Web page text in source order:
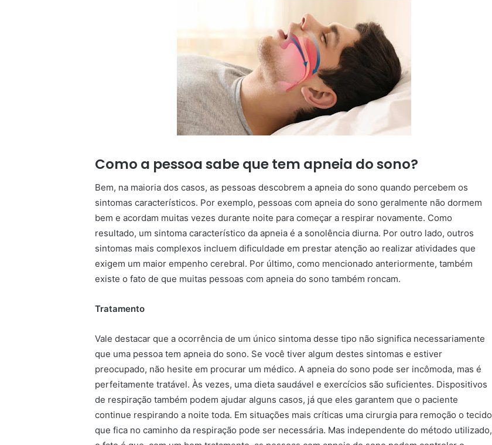
Como a pessoa sabe que tem apneia do sono?
Bem, na maioria dos casos, as pessoas descobrem a apneia do sono quando percebem os
sintomas característicos. Por exemplo, pessoas com apneia do sono geralmente não dormem
bem e acordam muitas vezes durante noite para começar a respirar novamente. Como
resultado, um sintoma característico da apneia é a sonolência diurna. Por outro lado, outros
sintomas mais complexos incluem dificuldade em prestar atenção ao realizar atividades que
exigem um maior empenho cerebral. Por último, como mencionado anteriormente, também
existe o fato de que muitas pessoas com apneia do sono também roncam.
Tratamento
Vale destacar que a ocorrência de um único sintoma desse tipo não significa necessariamente
que uma pessoa tem apneia do sono. Se você tiver algum destes sintomas e estiver
preocupado, não hesite em procurar um médico. A apneia do sono pode ser incômoda, mas é
perfeitamente tratável. Às vezes, uma dieta saudável e exercícios são suficientes. Dispositivos
de respiração também podem ajudar alguns casos, já que eles garantem que o paciente
continue respirando a noite toda. Em situações mais críticas uma cirurgia para remoção o tecido
que fica no caminho da respiração pode ser necessária. Mas independente do método utilizado,